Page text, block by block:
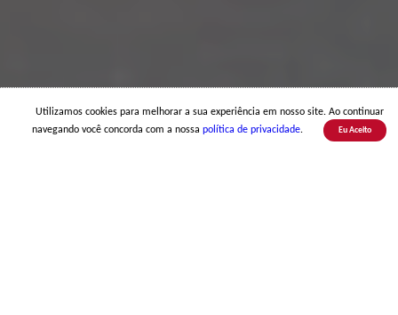
Utilizamos cookies para melhorar a sua experiência em nosso site. Ao continuar
navegando você concorda com a nossa política de privacidade. Eu Aceito